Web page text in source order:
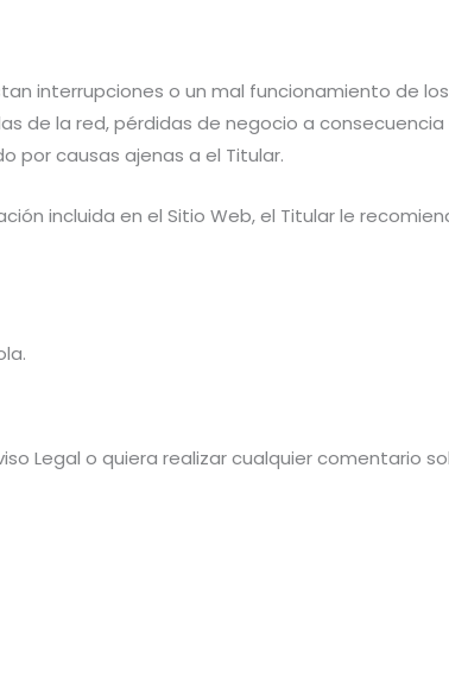
interrupciones o un mal funcionamiento de
de la red, pérdidas de negocio a
por causas ajenas a el Titular.
incluida en el Sitio Web, el Titular le
Legal o quiera realizar cualquier comentario